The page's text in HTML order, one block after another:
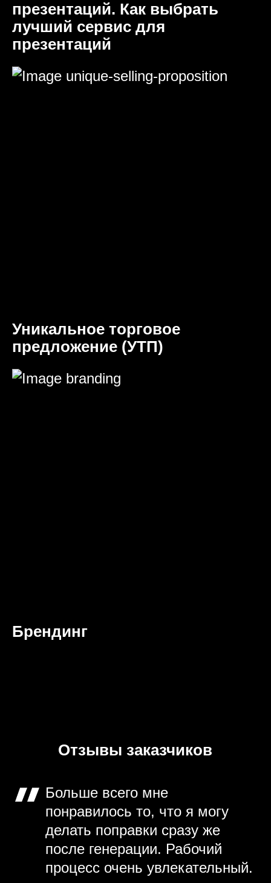
презентаций. Как выбрать
лучший сервис для
презентаций
Уникальное торговое
предложение (УТП)
Брендинг
Отзывы заказчиков
Больше всего мне
понравилось то, что я могу
делать поправки сразу же
после генерации. Рабочий
процесс очень увлекательный.